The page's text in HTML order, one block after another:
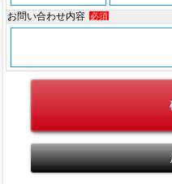
お問い合わせ内容 必須